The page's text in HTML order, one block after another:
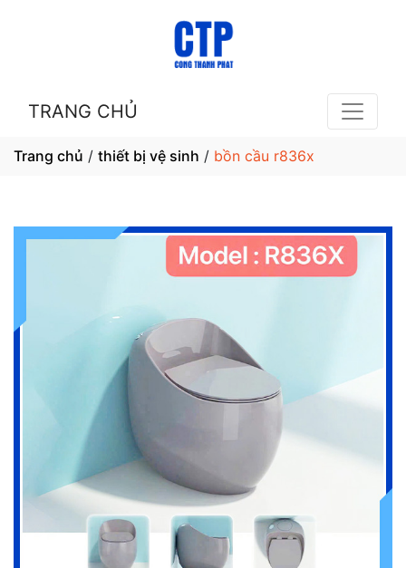
TRANG CHỦ
Trang chủ / thiết bị vệ sinh / bồn cầu r836x